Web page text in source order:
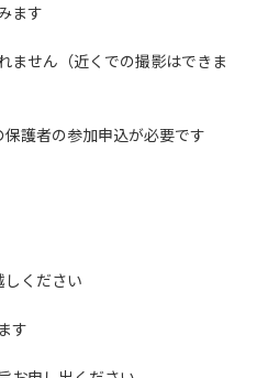
ます
せん（近くでの撮影はできま
護者の参加申込が必要です
ください
す